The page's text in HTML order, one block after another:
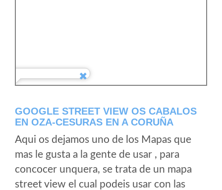
GOOGLE STREET VIEW OS CABALOS
EN OZA-CESURAS EN A CORUÑA
Aqui os dejamos uno de los Mapas que
mas le gusta a la gente de usar , para
concocer unquera, se trata de un mapa
street view el cual podeis usar con las